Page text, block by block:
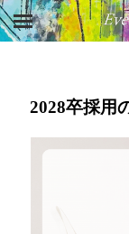
2028卒採用